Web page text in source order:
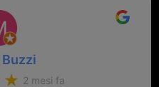
2 mesi fa